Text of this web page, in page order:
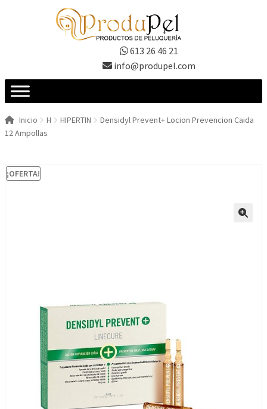
613 26 46 21
info@produpel.com
Inicio H HIPERTIN
Densidyl Prevent+ Locion Prevencion Caida
12 Ampollas
¡OFERTA!